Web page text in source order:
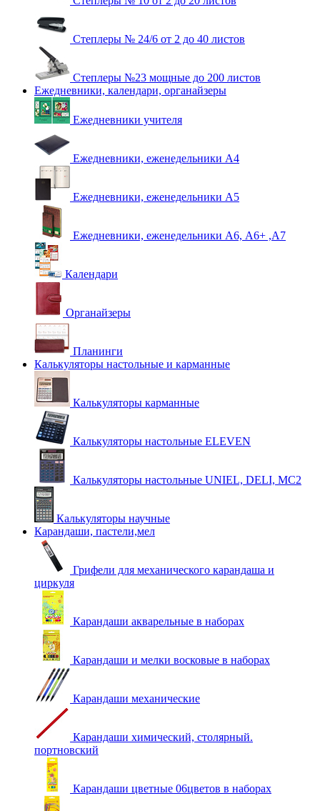
Степлеры № 24/6 от 2 до 40 листов
Степлеры №23 мощные до 200 листов
Ежедневники, календари, органайзеры
Ежедневники учителя
Ежедневники, еженедельники А4
Ежедневники, еженедельники А5
Ежедневники, еженедельники А6, А6+ ,А7
Календари
Органайзеры
Планинги
Калькуляторы настольные и карманные
Калькуляторы карманные
Калькуляторы настольные ELEVEN
Калькуляторы настольные UNIEL, DELI, MC2
Калькуляторы научные
Карандаши, пастели,мел
Грифели для механического карандаша и
циркуля
Карандаши акварельные в наборах
Карандаши и мелки восковые в наборах
Карандаши механические
Карандаши химический, столярный.
портновский
Карандаши цветные 06цветов в наборах